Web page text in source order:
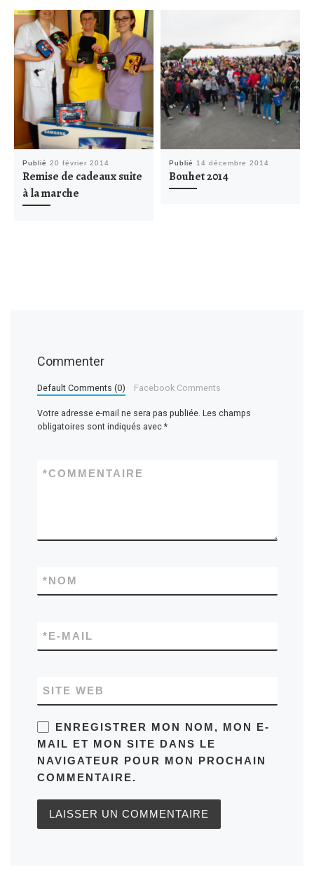
Publié 20 février 2014
Remise de cadeaux suite
à la marche
Publié 14 décembre 2014
Bouhet 2014
Commenter
Default Comments (0) Facebook Comments
Votre adresse e-mail ne sera pas publiée. Les champs
obligatoires sont indiqués avec *
COMMENTAIRE
*
NOM
*
E-MAIL
*
SITE WEB
ENREGISTRER MON NOM, MON E-
MAIL ET MON SITE DANS LE
NAVIGATEUR POUR MON PROCHAIN
COMMENTAIRE.